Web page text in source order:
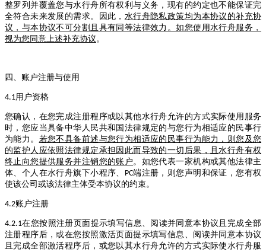
整罗列并覆盖您与水行舟所有权利与义务，现有的约定也不能保证完
全符合未来发展的需求。因此， 水行舟隐私政策均为本协议的补充协
议，与本协议不可分割且具有同等法律效力。如您使用水行舟服务，
视为您同意上述补充协议。
四、账户注册与使用
4.1用户资格
您确认，在您完成注册程序或以其他水行舟允许的方式实际使用服务
时，您应当具备中华人民共和国法律规定的与您行为相适应的民事行
为能力。 若您不具备前述与您行为相适应的民事行为能力，则您及您
的监护人应依照法律规定承担因此而导致的一切后果，且水行舟有权
终止向您提供服务并注销您的账户。如您代表一家机构或其他法律主
体、个人在水行舟旗下小程序、 PC端注册，则您声明和保证，您有权
使该公司或该法律主体受本协议的约束。
4.2账户注册
4.2.1在您按照注册页面提示填写信息、阅读并同意本协议且完成全部
注册程序后，或在您按照激活页面提示填写信息、阅读并同意本协议
且完成全部激活程序后，或您以其水行舟允许的方式实际使水行舟服